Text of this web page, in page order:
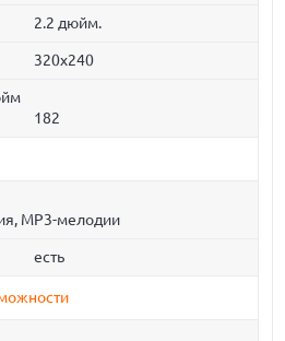
2.2 дюйм.
320x240
182
MP3-мелодии
есть